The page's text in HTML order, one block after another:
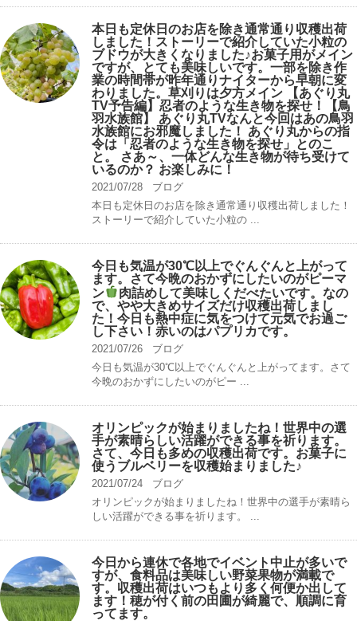
本日も定休日のお店を除き通常通り収穫出荷
しました！ストーリーで紹介していた小粒の
ブドウが大きくなりました♪お菓子用がメイン
ですが、とても美味しいです。一部を除き作
業の時間帯が昨年通りナイターから早朝に変
わりました。草刈りは夕方メイン 【あぐり丸
TV予告編】忍者のような生き物を探せ！【鳥
羽水族館】 あぐり丸TVなんと今回はあの鳥羽
水族館にお邪魔しました！ あぐり丸からの指
令は「忍者のような生き物を探せ」とのこ
と。 さあ～、一体どんな生き物が待ち受けて
いるのか？ お楽しみに！
2021/07/28
ブログ
本日も定休日のお店を除き通常通り収穫出荷しました！
ストーリーで紹介していた小粒の ...
今日も気温が30℃以上でぐんぐんと上がって
ます。さて今晩のおかずにしたいのがピーマ
ン
肉詰めして美味しくだべたいです。なの
で、やや大きめサイズだけ収穫出荷しまし
た！今日も熱中症に気をつけて元気でお過ご
し下さい！赤いのはパプリカです。
2021/07/26
ブログ
今日も気温が30℃以上でぐんぐんと上がってます。さて
今晩のおかずにしたいのがピー ...
オリンピックが始まりましたね！世界中の選
手が素晴らしい活躍ができる事を祈ります。
さて、今日も多めの収穫出荷です。お菓子に
使うブルベリーを収穫始まりました♪
2021/07/24
ブログ
オリンピックが始まりましたね！世界中の選手が素晴ら
しい活躍ができる事を祈ります。 ...
今日から連休で各地でイベント中止が多いで
すが、食料品は美味しい野菜果物が満載で
す。収穫出荷はいつもより多く何便か出して
ます！穂が付く前の田圃が綺麗で、順調に育
ってます。